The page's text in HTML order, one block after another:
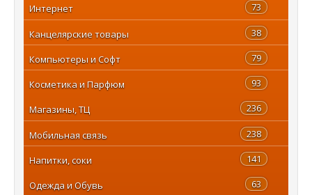
73
Интернет
38
Канцелярские товары
79
Компьютеры и Софт
93
Косметика и Парфюм
236
Магазины, ТЦ
238
Мобильная связь
141
Напитки, соки
63
Одежда и Обувь